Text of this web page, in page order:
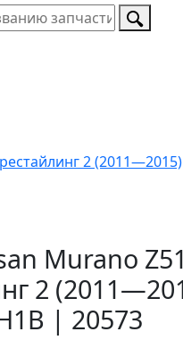
2 (2011—2015)
Murano Z51
2
| 20573